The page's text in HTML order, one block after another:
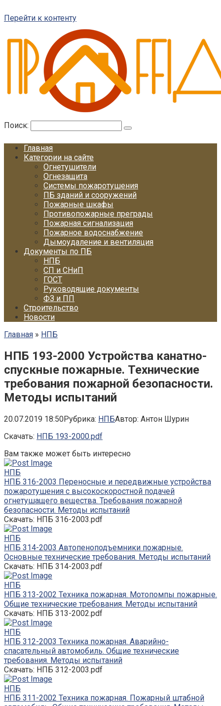
Перейти к контенту
Поиск:
Главная
Категории на сайте
Огнетушители
Огнезащита
Системы пожаротушения
ПБ зданий и сооружений
Пожарные шкафы
Противопожарные преграды
Пожарная сигнализация
Пожарное водоснабжение
Дымоудаление и вентиляция
Документы по ПБ
НПБ
СП и СНиП
ГОСТ
Руководящие документы
ФЗ и ПП
Строительство
Новости
Главная » НПБ
НПБ 193-2000 Устройства канатно-
спускные пожарные. Технические
требования пожарной безопасности.
Методы испытаний
20.07.2019 18:50Рубрика: НПБАвтор: Антон Шурин
Скачать: НПБ 193-2000.pdf
Вам также может быть интересно
НПБ
НПБ 316-2003 Переносные и передвижные устройства
пожаротушения с высокоскоростной подачей
огнетушащего вещества. Требования пожарной
безопасности. Методы испытаний
Скачать: НПБ 316-2003.pdf
НПБ
НПБ 314-2003 Автопеноподъемники пожарные.
Основные технические требования. Методы испытаний
Скачать: НПБ 314-2003.pdf
НПБ
НПБ 313-2002 Техника пожарная. Мотопомпы пожарные.
Общие технические требования. Методы испытаний
Скачать: НПБ 313-2002.pdf
НПБ
НПБ 312-2003 Техника пожарная. Аварийно-
спасательный автомобиль. Общие технические
требования. Методы испытаний
Скачать: НПБ 312-2003.pdf
НПБ
НПБ 311-2002 Техника пожарная. Пожарный штабной